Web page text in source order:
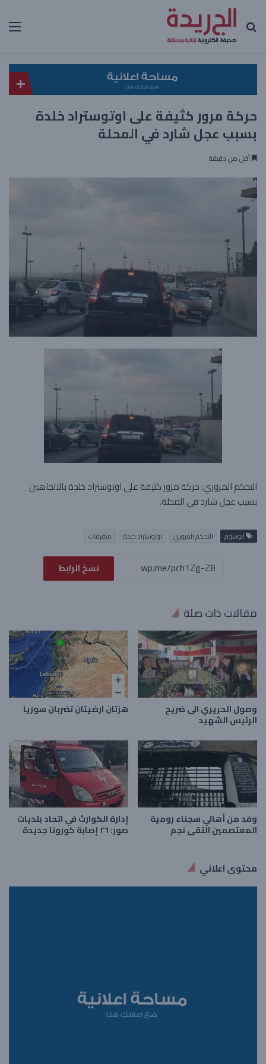
بحث عن
حركة مرور كثيفة على اوتوستراد خلدة
بسبب عجل شارد في المحلة
أقل من دقيقة
التحكم المروري: حركة مرور كثيفة على اوتوستراد خلدة بالاتجاهين
بسبب عجل شارد في المحلة.
الوسوم التحكم المروري اوتوستراد خلدة متفرقات
نسخ الرابط
مقالات ذات صلة
وصول الحريري الى ضريح
الرئيس الشهيد
هزتان ارضيتان تضربان سوريا
وفد من أهالي سجناء رومية
المعتصمين التقى نجم
إدارة الكوارث في اتحاد بلديات
صور: ٢٦ إصابة كورونا جديدة
محتوى اعلاني